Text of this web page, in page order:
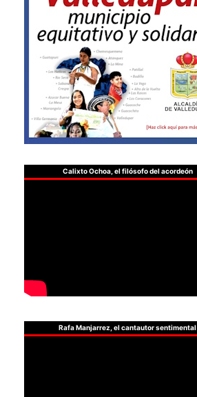
Calixto Ochoa, el filósofo del acordeón
Rafa Manjarrez, el cantautor sentimental